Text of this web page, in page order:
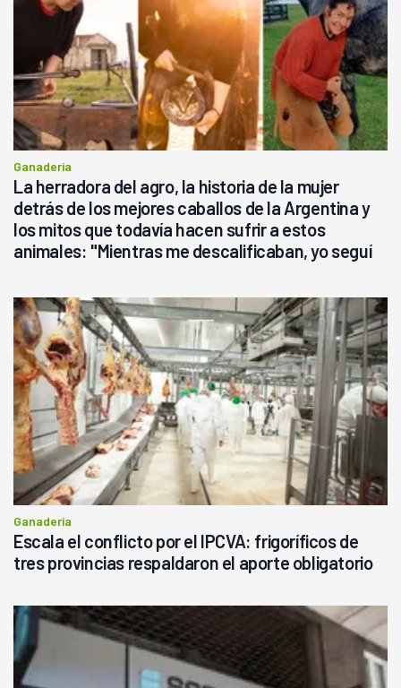
Ganadería
La herradora del agro, la historia de la mujer
detrás de los mejores caballos de la Argentina y
los mitos que todavía hacen sufrir a estos
animales: "Mientras me descalificaban, yo seguí
Ganadería
Escala el conflicto por el IPCVA: frigoríficos de
tres provincias respaldaron el aporte obligatorio